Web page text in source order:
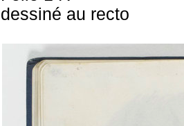
dessiné au recto